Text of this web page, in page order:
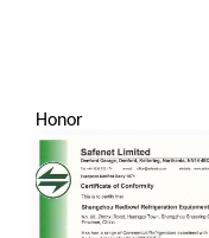
Honor